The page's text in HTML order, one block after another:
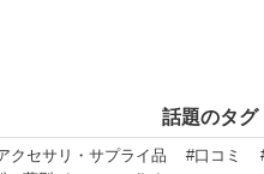
話題のタグ
クセサリ・サプライ品 #口コミ